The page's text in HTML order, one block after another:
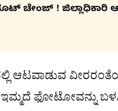
ಚೇಂಜ್ ! ಜಿಲ್ಲಾಧಿಕಾರಿ
ಆಟವಾಡುವ
ಫೋಟೋವನ್ನು